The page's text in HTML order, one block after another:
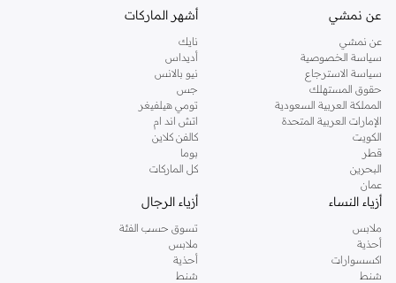
كنت تقومين بتجديد خزانة ملابسك الملائمة للعمل، البحث عن فستان مثالي للحفلات او
اليه.
تسوقي دوروثي بيركنز اون لاين مسقط
تسوقي دوروثي بيركنز اون لاين من نمشي واستمتعي باكثر من الف ستايل من مجموعة
دوروثي بيركنز الشهيرة. تصفحي المجموعة كاملة في متجر دوروثي بيركنز اون لاين او
استخدمي القائمة لتحديد تجربة تسوق دوروثي بيركنز اون لاين. خدمة التوصيل السريعة
والدعم الاستثنائي يضمن لك تجربة تسوق ممتعة دائما مع نمشي.
عن نمشي
عن نمشي
سياسة الخصوصية
سياسة الاسترجاع
حقوق المستهلك
المملكة العربية السعودية
الإمارات العربية المتحدة
الكويت
قطر
البحرين
عمان
أشهر الماركات
نايك
أديداس
نيو بالانس
جس
تومي هيلفيغر
اتش اند ام
كالفن كلاين
بوما
كل الماركات
أزياء النساء
ملابس
أحذية
اكسسوارات
شنط
أزياء الرجال
تسوق حسب الفئة
ملابس
أحذية
شنط